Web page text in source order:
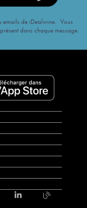
emails de iDealwine. Vous
dans chaque message.